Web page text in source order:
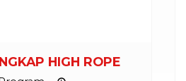
HIGH ROPE